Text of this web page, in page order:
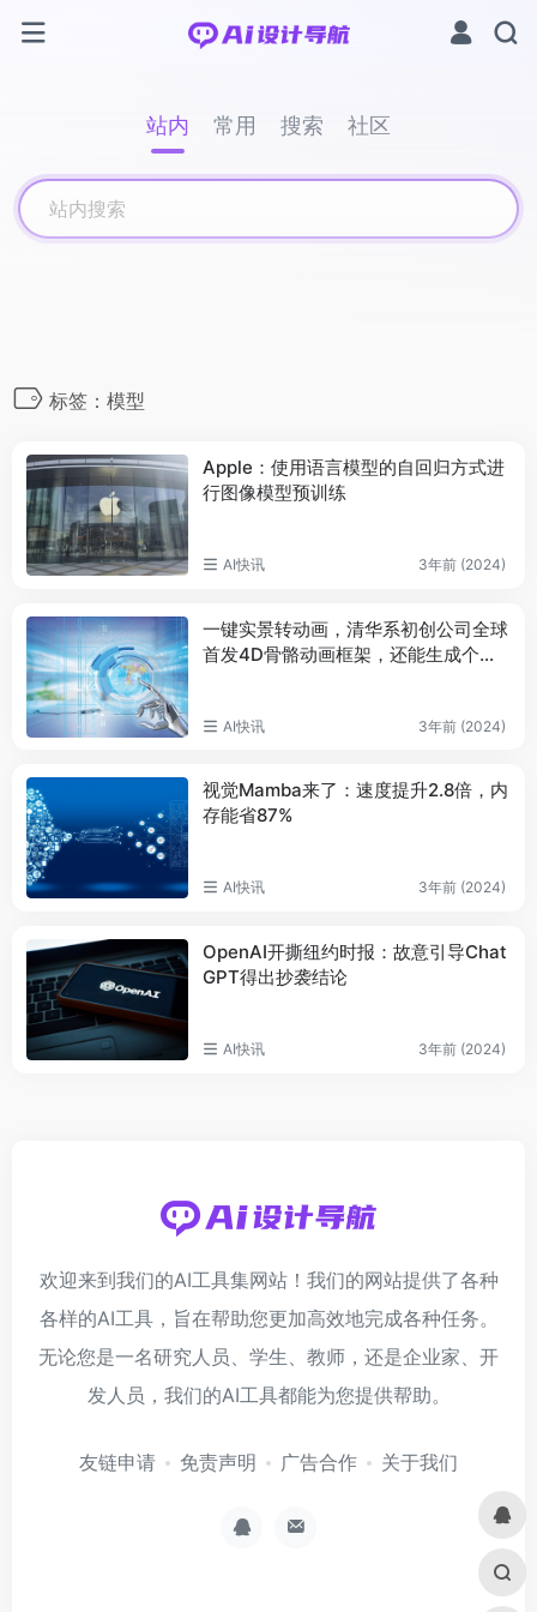
站内 常用 搜索 社区
标签：模型
Apple：使用语言模型的自回归方式进
行图像模型预训练
AI快讯 3年前 (2024)
一键实景转动画，清华系初创公司全球
首发4D骨骼动画框架，还能生成个性
AI快讯 3年前 (2024)
视觉Mamba来了：速度提升2.8倍，内
存能省87%
AI快讯 3年前 (2024)
OpenAI开撕纽约时报：故意引导Chat
GPT得出抄袭结论
AI快讯 3年前 (2024)
欢迎来到我们的AI工具集网站！我们的网站提供了各种
各样的AI工具，旨在帮助您更加高效地完成各种任务。
无论您是一名研究人员、学生、教师，还是企业家、开
发人员，我们的AI工具都能为您提供帮助。
友链申请 免责声明 广告合作 关于我们